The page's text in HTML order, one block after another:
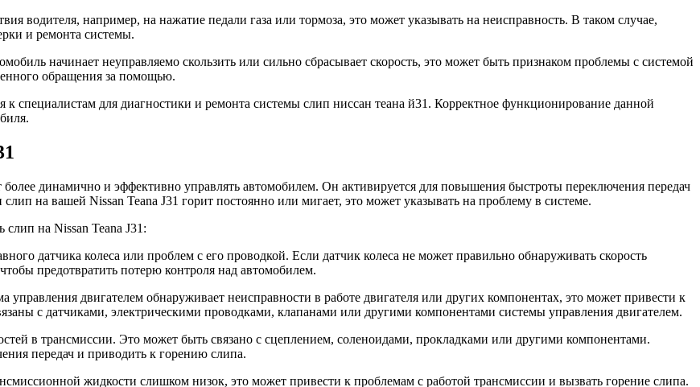
водителя, например, на нажатие педали газа или тормоза, это может указывать на неисправность. В таком случае,
и ремонта системы.
начинает неуправляемо скользить или сильно сбрасывает скорость, это может быть признаком проблемы с системой
обращения за помощью.
к специалистам для диагностики и ремонта системы слип ниссан теана й31. Корректное функционирование данной
динамично и эффективно управлять автомобилем. Он активируется для повышения быстроты переключения передач
на вашей Nissan Teana J31 горит постоянно или мигает, это может указывать на проблему в системе.
на Nissan Teana J31:
датчика колеса или проблем с его проводкой. Если датчик колеса не может правильно обнаруживать скорость
предотвратить потерю контроля над автомобилем.
управления двигателем обнаруживает неисправности в работе двигателя или других компонентах, это может привести к
с датчиками, электрическими проводками, клапанами или другими компонентами системы управления двигателем.
в трансмиссии. Это может быть связано с сцеплением, соленоидами, прокладками или другими компонентами.
передач и приводить к горению слипа.
жидкости слишком низок, это может привести к проблемам с работой трансмиссии и вызвать горение слипа.